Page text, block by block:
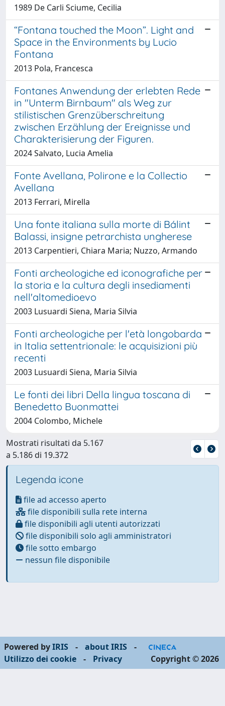
1989 De Carli Sciume, Cecilia
“Fontana touched the Moon”. Light and
Space in the Environments by Lucio
Fontana
2013 Pola, Francesca
Fontanes Anwendung der erlebten Rede
in "Unterm Birnbaum" als Weg zur
stilistischen Grenzüberschreitung
zwischen Erzählung der Ereignisse und
Charakterisierung der Figuren.
2024 Salvato, Lucia Amelia
Fonte Avellana, Polirone e la Collectio
Avellana
2013 Ferrari, Mirella
Una fonte italiana sulla morte di Bálint
Balassi, insigne petrarchista ungherese
2013 Carpentieri, Chiara Maria; Nuzzo, Armando
Fonti archeologiche ed iconografiche per
la storia e la cultura degli insediamenti
nell'altomedioevo
2003 Lusuardi Siena, Maria Silvia
Fonti archeologiche per l'età longobarda
in Italia settentrionale: le acquisizioni più
recenti
2003 Lusuardi Siena, Maria Silvia
Le fonti dei libri Della lingua toscana di
Benedetto Buonmattei
2004 Colombo, Michele
Mostrati risultati da 5.167
a 5.186 di 19.372
Legenda icone
file ad accesso aperto
file disponibili sulla rete interna
file disponibili agli utenti autorizzati
file disponibili solo agli amministratori
file sotto embargo
nessun file disponibile
Powered byIRIS - about IRIS
-
Utilizzo dei cookie
- Privacy Copyright © 2026